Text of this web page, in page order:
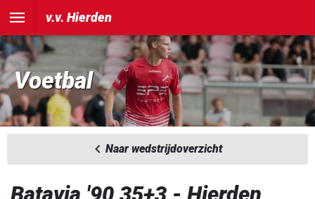
v.v. Hierden
Voetbal
Naar wedstrijdoverzicht